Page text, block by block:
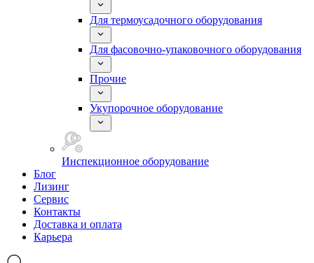
Для термоусадочного оборудования
Для фасовочно-упаковочного оборудования
Прочие
Укупорочное оборудование
Инспекционное оборудование
Блог
Лизинг
Сервис
Контакты
Доставка и оплата
Карьера